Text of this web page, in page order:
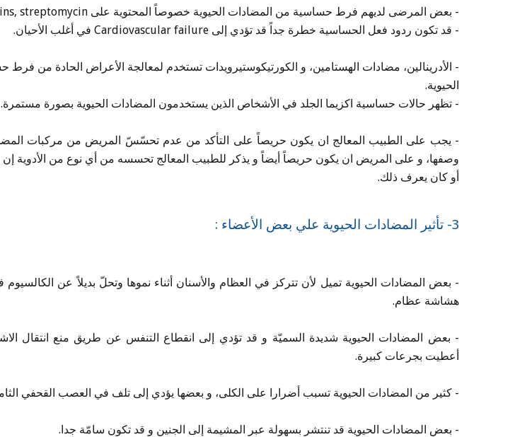
- بعض المرضى لديهم فرط حساسية من المضادات الحيوية خصوصاً المحتوية على penicillins, streptomycin و غيرها.
- قد تكون ردود فعل الحساسية خطرة جداً قد تؤدي إلى Cardiovascular failure في أغلب الأحيان.
- الأدرينالين، مضادات الهستامين، و الكورتيكوستيرويدات تستخدم لمعالجة الأعراض الحادة من
الحيوية.
- تظهر حالات حساسية اكزيما الجلد في الأشخاص الذين يستخدمون المضادات الحيوية بصورة مستمرة.
- يجب على الطبيب المعالج ان يكون حريصاً على التأكد من عدم تحسّسّ المريض من مركبات
وصفها، و على المريض ان يكون حريصاً أيضاً و يذكر للطبيب المعالج تحسسه من أي نوع من الأدوية
أو كان يعرف ذلك.
3- تأثير المضادات الحيوية علي بعض الأعضاء :
- بعض المضادات الحيوية تميل لأن تتركز في العظام والأسنان أثناء نموها وتحلّ بديلاً عن الكالسيوم
هشاشة عظام.
- بعض المضادات الحيوية شديدة السميّة و قد تؤدي إلى انقطاع التنفس عن طريق منع انتقال
أعطيت بجرعات كبيرة.
- كثير من المضادات الحيوية تسبب أضرارا على الكلى، و بعضها يؤدي إلى تلف في العصب القحفي
- بعض المضادات الحيوية قد تنتشر بسهولة عبر المشيمة إلى الجنين و قد تكون سامّة جدا.